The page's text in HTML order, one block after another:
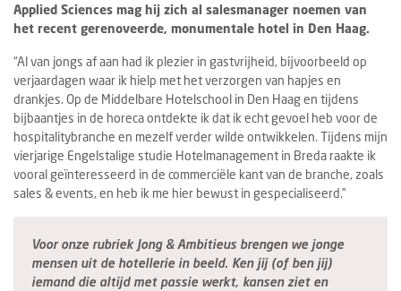
Applied Sciences mag hij zich al salesmanager noemen van
het recent gerenoveerde, monumentale hotel in Den Haag.
“Al van jongs af aan had ik plezier in gastvrijheid, bijvoorbeeld op
verjaardagen waar ik hielp met het verzorgen van hapjes en
drankjes. Op de Middelbare Hotelschool in Den Haag en tijdens
bijbaantjes in de horeca ontdekte ik dat ik echt gevoel heb voor de
hospitalitybranche en mezelf verder wilde ontwikkelen. Tijdens mijn
vierjarige Engelstalige studie Hotelmanagement in Breda raakte ik
vooral geïnteresseerd in de commerciële kant van de branche, zoals
sales & events, en heb ik me hier bewust in gespecialiseerd.”
Voor onze rubriek Jong & Ambitieus brengen we jonge
mensen uit de hotellerie in beeld. Ken jij (of ben jij)
iemand die altijd met passie werkt, kansen ziet en